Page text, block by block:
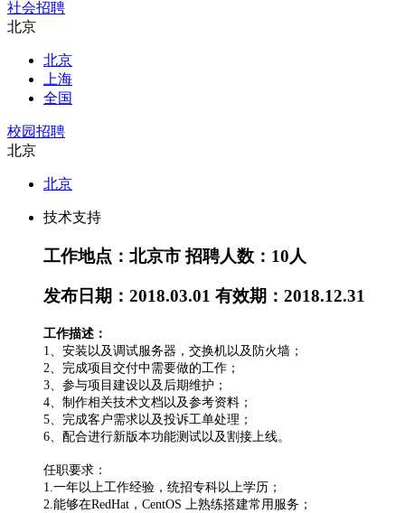
社会招聘
北京
北京
上海
全国
校园招聘
北京
北京
技术支持
工作地点：北京市 招聘人数：10人
发布日期：2018.03.01 有效期：2018.12.31
工作描述：
1、安装以及调试服务器，交换机以及防火墙；
2、完成项目交付中需要做的工作；
3、参与项目建设以及后期维护；
4、制作相关技术文档以及参考资料；
5、完成客户需求以及投诉工单处理；
6、配合进行新版本功能测试以及割接上线。
任职要求：
1.一年以上工作经验，统招专科以上学历；
2.能够在RedHat，CentOS 上熟练搭建常用服务；